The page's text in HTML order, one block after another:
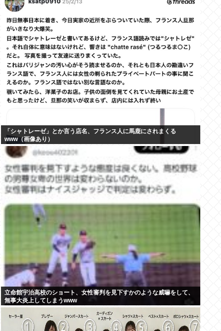
「シャトレーゼ」とか言う店名、フランス人に馬鹿にされまくる
www（画像あり）
立命館宇治高校のショート、女性審判を見下すかのような威嚇をして、
無事大炎上してしまうwww